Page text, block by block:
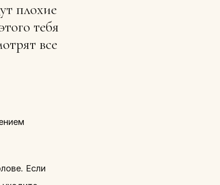
плохие
тебя
все
Если